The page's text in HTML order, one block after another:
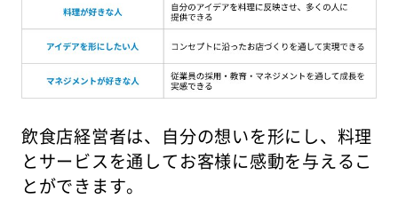
飲食店経営者は、自分の想いを形にし、料理
とサービスを通してお客様に感動を与えるこ
とができます。